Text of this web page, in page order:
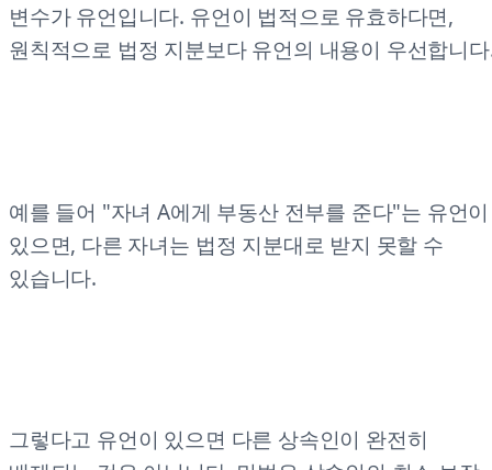
변수가 유언입니다. 유언이 법적으로 유효하다면,
원칙적으로 법정 지분보다 유언의 내용이 우선합니
예를 들어 "자녀 A에게 부동산 전부를 준다"는 유언이
있으면, 다른 자녀는 법정 지분대로 받지 못할 수
있습니다.
그렇다고 유언이 있으면 다른 상속인이 완전히